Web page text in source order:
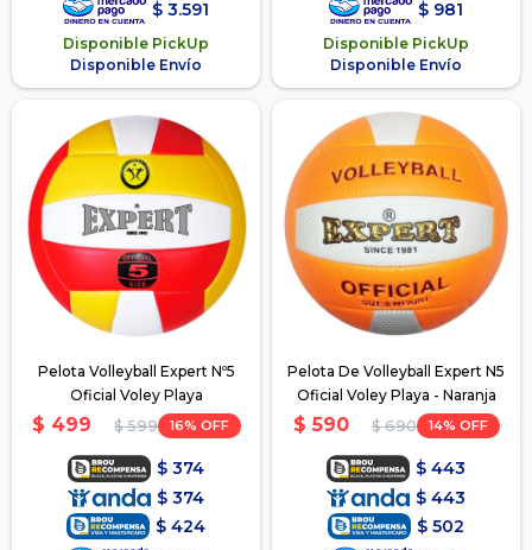
$ 3.591
Disponible PickUp
Disponible Envío
$ 981
Disponible PickUp
Disponible Envío
Pelota Volleyball Expert Nº5
Oficial Voley Playa
$ 499 $ 599 16
$ 374
$ 374
$ 424
Pelota De Volleyball Expert N5
Oficial Voley Playa - Naranja
$ 590 $ 690 14
$ 443
$ 443
$ 502